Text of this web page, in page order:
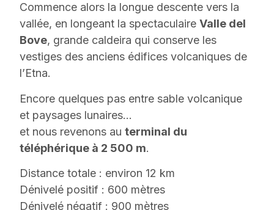
Commence alors la longue descente vers la
vallée, en longeant la spectaculaire Valle del
Bove, grande caldeira qui conserve les
vestiges des anciens édifices volcaniques de
l’Etna.
Encore quelques pas entre sable volcanique
et paysages lunaires…
et nous revenons au terminal du
téléphérique à 2 500 m.
Distance totale : environ 12 km
Dénivelé positif : 600 mètres
Dénivelé négatif : 900 mètres